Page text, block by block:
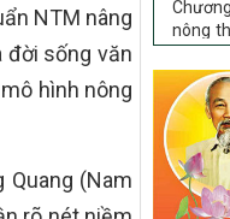
NTM nâng
đời sống văn
hình nông
(Nam
phát
dân
Chỉ
về đẩy
tiêu
giảm
tế –
số và